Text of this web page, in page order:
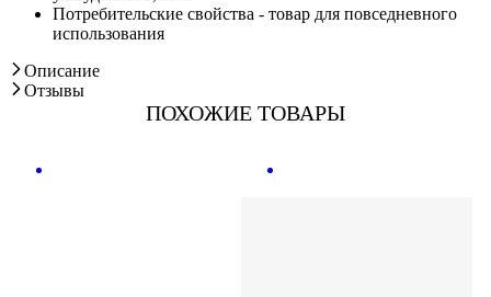
Потребительские свойства - товар для повседневного
использования
Описание
Отзывы
ПОХОЖИЕ ТОВАРЫ